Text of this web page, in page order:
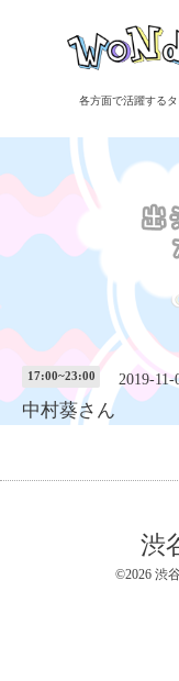
各方面で活躍する
17:00~23:00 2019-
中村葵さん
渋
©2026 渋